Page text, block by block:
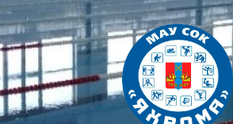
Перейти к содержимому